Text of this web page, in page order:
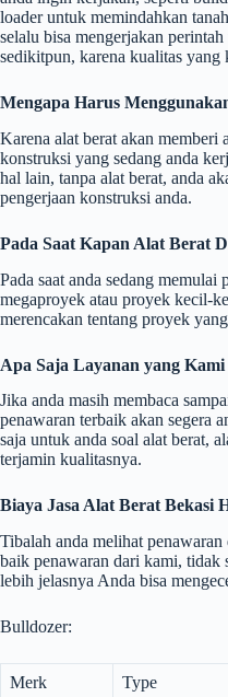
loader untuk memindahkan
selalu bisa mengerjakan
sedikitpun, karena kualitas yang
Mengapa Harus
Karena alat berat akan memberi
konstruksi yang sedang anda
hal lain, tanpa alat berat, anda
pengerjaan konstruksi anda.
Pada Saat Kapan Alat Berat
Pada saat anda sedang
megaproyek atau proyek kecil-
merencakan tentang proyek
Apa Saja Layanan yang
Jika anda masih membaca
penawaran terbaik akan segera
saja untuk anda soal alat berat,
terjamin kualitasnya.
Biaya Jasa Alat Berat Bekasi
Tibalah anda melihat
baik penawaran dari kami, tidak
lebih jelasnya Anda bisa
Bulldozer:
Merk Type